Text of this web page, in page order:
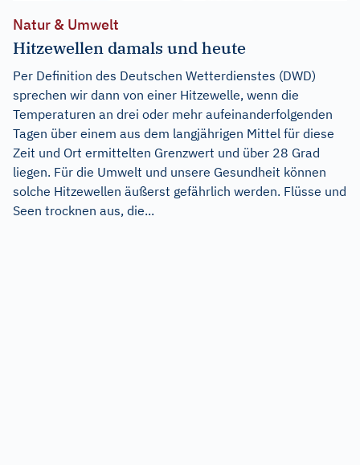
Natur & Umwelt
Hitzewellen damals und heute
Per Definition des Deutschen Wetterdienstes (DWD)
sprechen wir dann von einer Hitzewelle, wenn die
Temperaturen an drei oder mehr aufeinanderfolgenden
Tagen über einem aus dem langjährigen Mittel für diese
Zeit und Ort ermittelten Grenzwert und über 28 Grad
liegen. Für die Umwelt und unsere Gesundheit können
solche Hitzewellen äußerst gefährlich werden. Flüsse und
Seen trocknen aus, die...